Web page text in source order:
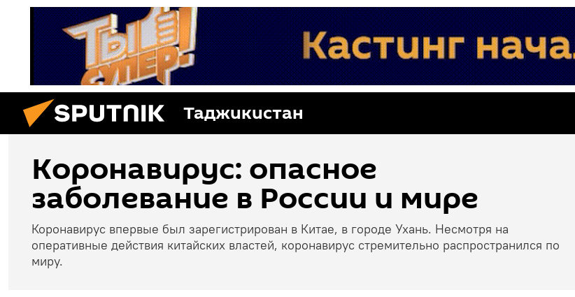
Таджикистан
Коронавирус: опасное
заболевание в России и мире
Коронавирус впервые был зарегистрирован в Китае, в городе Ухань. Несмотря на
оперативные действия китайских властей, коронавирус стремительно распространился по
миру.